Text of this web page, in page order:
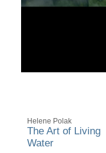
Helene Polak
The Art of Living
Water